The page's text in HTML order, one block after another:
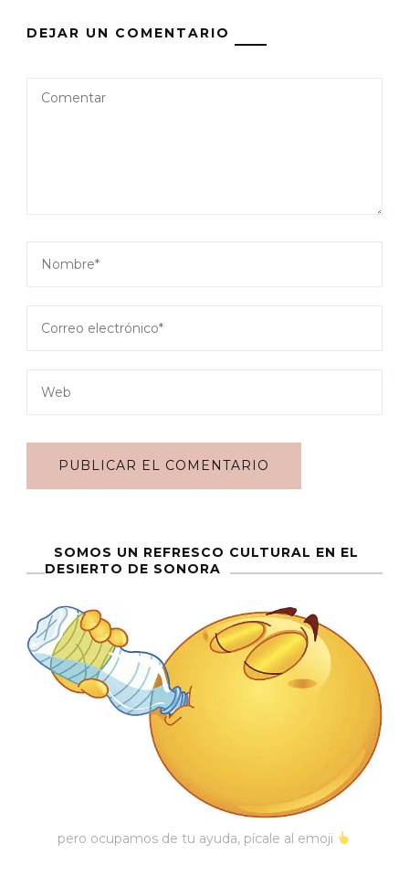
DEJAR UN COMENTARIO
SOMOS UN REFRESCO CULTURAL EN EL
DESIERTO DE SONORA
pero ocupamos de tu ayuda, pícale al emoji